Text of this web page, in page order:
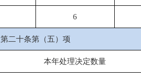
6
第二十条第（五）项
本年处理决定数量